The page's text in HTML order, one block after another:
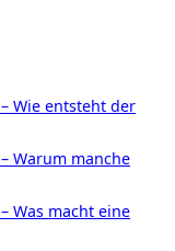
– Wie entsteht der
– Warum manche
– Was macht eine